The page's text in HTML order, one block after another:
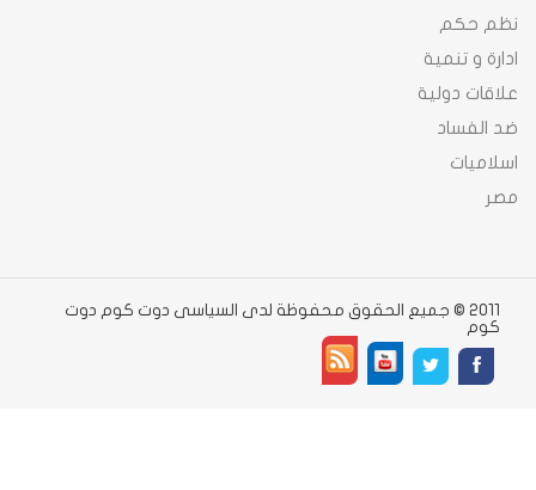
نظم حكم
ادارة و تنمية
علاقات دولية
ضد الفساد
اسلاميات
مصر
2011 © جميع الحقوق محفوظة لدى السياسى دوت كوم دوت
كوم